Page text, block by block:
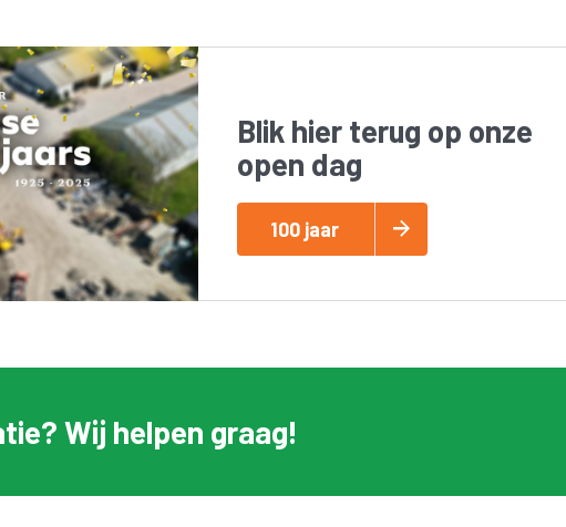
Blik hier terug op onze
open dag
100 jaar
Wij helpen graag!